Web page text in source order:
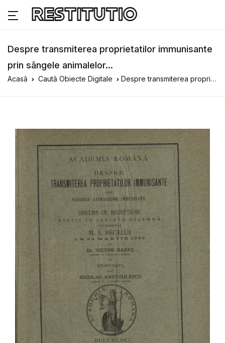
Despre transmiterea proprietatilor immunisante
prin sângele animalelor...
Acasă Caută Obiecte Digitale Despre transmiterea proprietatilor immunisante prin sângele animalelor...